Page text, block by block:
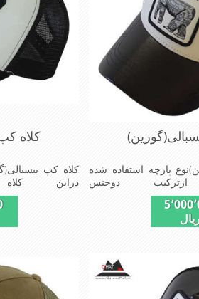
پارچه استفاده شده
دوجنس
که با بندگیرپشت کلاه
استفاده است ونقاب که
است شیک و مناسب
کلاه
کلاه کپ
دراین
مناسب این